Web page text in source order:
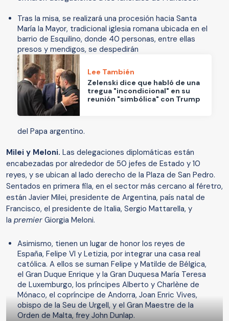
Tras la misa, se realizará una procesión hacia Santa
María la Mayor, tradicional iglesia romana ubicada en el
barrio de Esquilino, donde 40 personas, entre ellas
presos y mendigos, se despedirán
Lee También
Zelenski dice que habló de una
tregua "incondicional" en su
reunión "simbólica" con Trump
del Papa argentino.
Milei y Meloni. Las delegaciones diplomáticas están
encabezadas por alrededor de 50 jefes de Estado y 10
reyes, y se ubican al lado derecho de la Plaza de San Pedro.
Sentados en primera fila, en el sector más cercano al féretro,
están Javier Milei, presidente de Argentina, país natal de
Francisco, el presidente de Italia, Sergio Mattarella, y
la premier Giorgia Meloni.
Asimismo, tienen un lugar de honor los reyes de
España, Felipe VI y Letizia, por integrar una casa real
católica. A ellos se suman Felipe y Matilde de Bélgica,
el Gran Duque Enrique y la Gran Duquesa María Teresa
de Luxemburgo, los príncipes Alberto y Charlène de
Mónaco, el copríncipe de Andorra, Joan Enric Vives,
obispo de la Seu de Urgell, y el Gran Maestre de la
Orden de Malta, frey John Dunlap.